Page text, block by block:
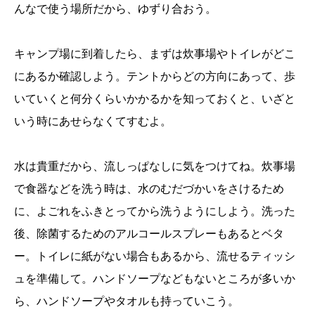
んなで使う場所だから、ゆずり合おう。
キャンプ場に到着したら、まずは炊事場やトイレがどこ
にあるか確認しよう。テントからどの方向にあって、歩
いていくと何分くらいかかるかを知っておくと、いざと
いう時にあせらなくてすむよ。
水は貴重だから、流しっぱなしに気をつけてね。炊事場
で食器などを洗う時は、水のむだづかいをさけるため
に、よごれをふきとってから洗うようにしよう。洗った
後、除菌するためのアルコールスプレーもあるとベタ
ー。トイレに紙がない場合もあるから、流せるティッシ
ュを準備して。ハンドソープなどもないところが多いか
ら、ハンドソープやタオルも持っていこう。